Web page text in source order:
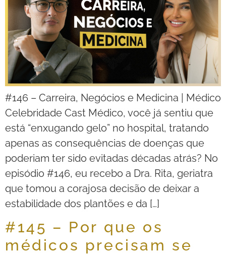
#146 – Carreira, Negócios e Medicina | Médico
Celebridade Cast Médico, você já sentiu que
está “enxugando gelo” no hospital, tratando
apenas as consequências de doenças que
poderiam ter sido evitadas décadas atrás? No
episódio #146, eu recebo a Dra. Rita, geriatra
que tomou a corajosa decisão de deixar a
estabilidade dos plantões e da […]
#145 – Por que os
médicos precisam se